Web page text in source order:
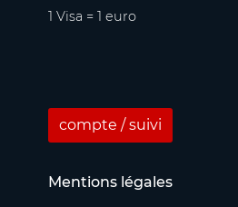
1 Visa = 1 euro
compte / suivi
Mentions légales